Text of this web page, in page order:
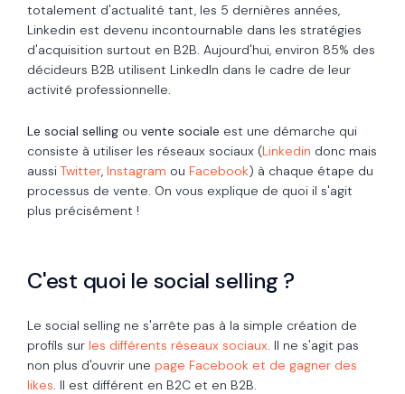
totalement d'actualité tant, les 5 dernières années,
Linkedin est devenu incontournable dans les stratégies
d'acquisition surtout en B2B. Aujourd'hui, environ 85% des
décideurs B2B utilisent LinkedIn dans le cadre de leur
activité professionnelle.
Le social selling ou vente sociale est une démarche qui
consiste à utiliser les réseaux sociaux (Linkedin donc mais
aussi Twitter, Instagram ou Facebook) à chaque étape du
processus de vente. On vous explique de quoi il s'agit
plus précisément !
C'est quoi le social selling ?
Le social selling ne s'arrête pas à la simple création de
profils sur les différents réseaux sociaux. Il ne s'agit pas
non plus d'ouvrir une page Facebook et de gagner des
likes. Il est différent en B2C et en B2B.